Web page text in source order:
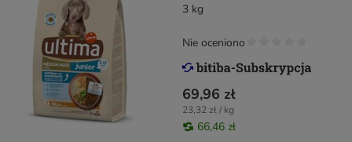
3 kg
69,96 zł
23,32 zł / kg
66,46 zł
Nie oceniono